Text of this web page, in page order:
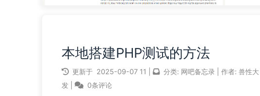
板
阅
本地搭建PHP测试的方法
更新于 2025-09-07 11 分类: 网吧备忘录 作者: 兽性大
发
0条评论